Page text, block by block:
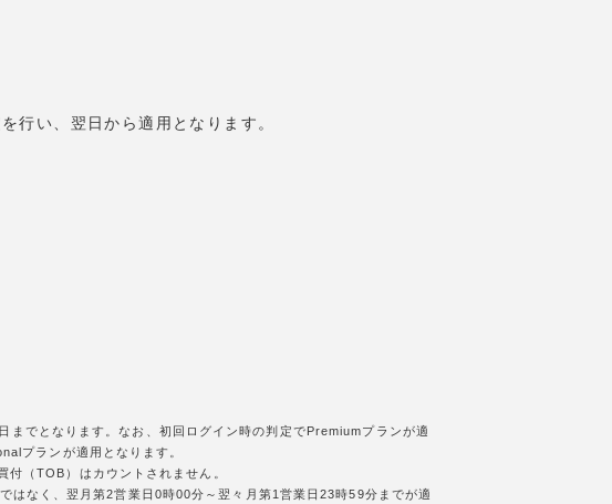
い、翌日から適用となります。
でとなります。なお、初回ログイン時の判定でPremiumプランが適
プランが適用となります。
（TOB）はカウントされません。
なく、翌月第2営業日0時00分～翌々月第1営業日23時59分までが適